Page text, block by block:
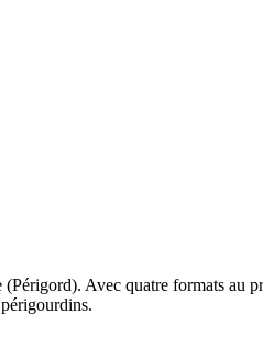
(Périgord). Avec quatre formats au